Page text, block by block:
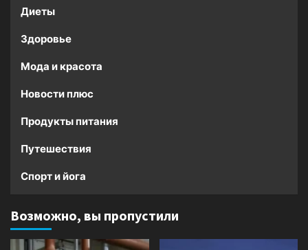
Диеты
Здоровье
Мода и красота
Новости плюс
Продукты питания
Путешествия
Спорт и йога
Возможно, вы пропустили